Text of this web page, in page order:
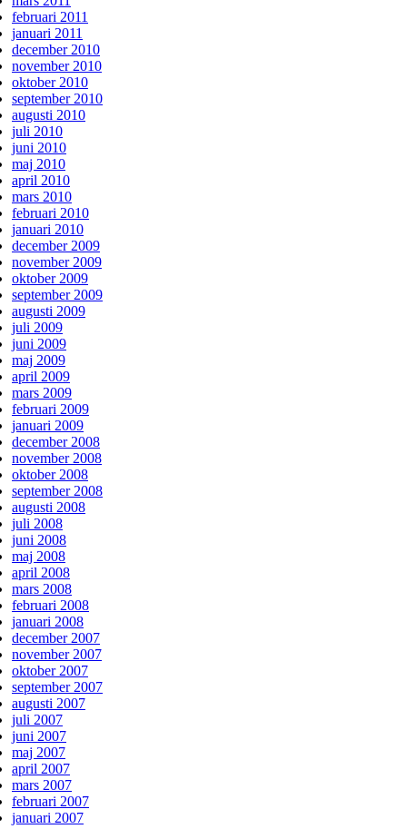
februari 2011
januari 2011
december 2010
november 2010
oktober 2010
september 2010
augusti 2010
juli 2010
juni 2010
maj 2010
april 2010
mars 2010
februari 2010
januari 2010
december 2009
november 2009
oktober 2009
september 2009
augusti 2009
juli 2009
juni 2009
maj 2009
april 2009
mars 2009
februari 2009
januari 2009
december 2008
november 2008
oktober 2008
september 2008
augusti 2008
juli 2008
juni 2008
maj 2008
april 2008
mars 2008
februari 2008
januari 2008
december 2007
november 2007
oktober 2007
september 2007
augusti 2007
juli 2007
juni 2007
maj 2007
april 2007
mars 2007
februari 2007
januari 2007